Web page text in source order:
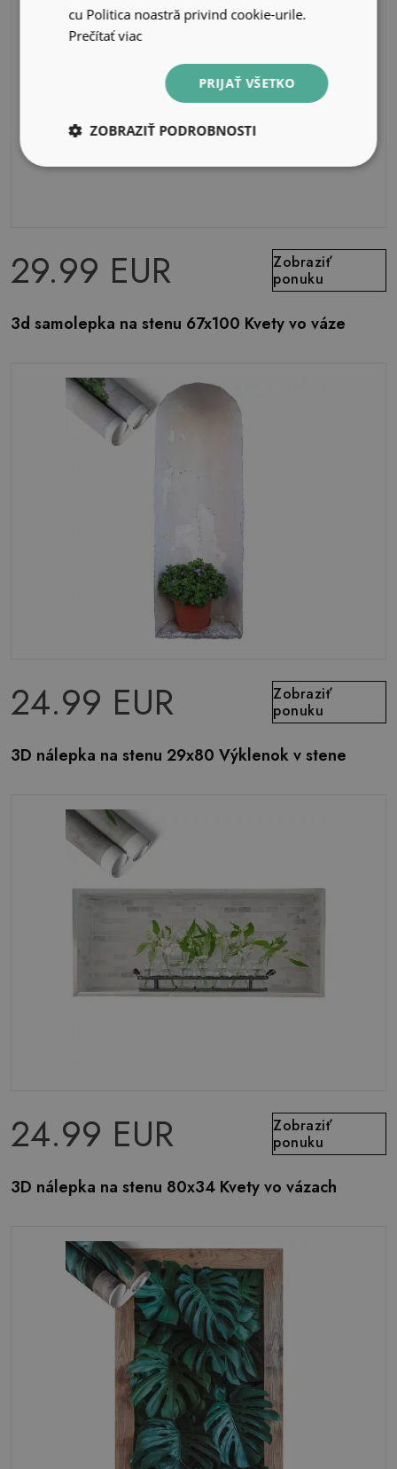
29.99 EUR
Zobraziť
ponuku
3d samolepka na stenu 67x100 Kvety vo váze
24.99 EUR
Zobraziť
ponuku
3D nálepka na stenu 29x80 Výklenok v stene
24.99 EUR
Zobraziť
ponuku
3D nálepka na stenu 80x34 Kvety vo vázach
cu Politica noastră privind cookie-urile.
Prečítať viac
PRIJAŤ VŠETKO
ZOBRAZIŤ PODROBNOSTI